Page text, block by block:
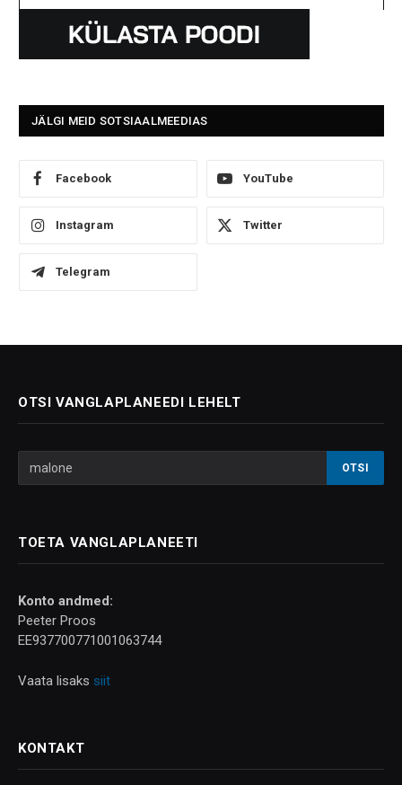
JÄLGI MEID SOTSIAALMEEDIAS
Facebook YouTube
Instagram Twitter
Telegram
OTSI VANGLAPLANEEDI LEHELT
TOETA VANGLAPLANEETI
Konto andmed:
Peeter Proos
EE937700771001063744
Vaata lisaks siit
KONTAKT